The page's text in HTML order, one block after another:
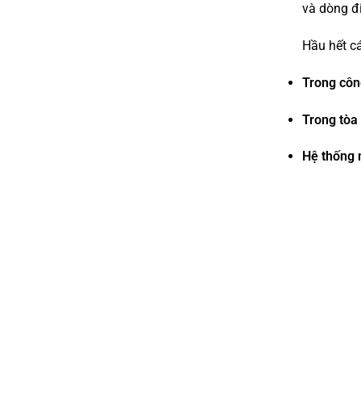
và dòng
Hầu hết
Trong
Trong tòa
Hệ thống